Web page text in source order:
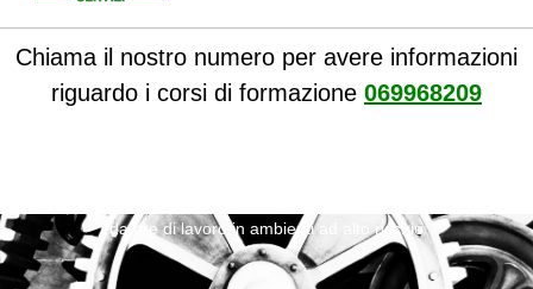
Chiama il nostro numero per avere informazioni
riguardo i corsi di formazione 069968209
datore di lavoro in ambienti ad alto rischio